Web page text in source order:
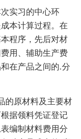
实习的中心环
本计算过程。在
程序，先后对材
用、辅助生产费
在产品之间的.分
原材料及主要材
据领料凭证登记
编制材料费用分